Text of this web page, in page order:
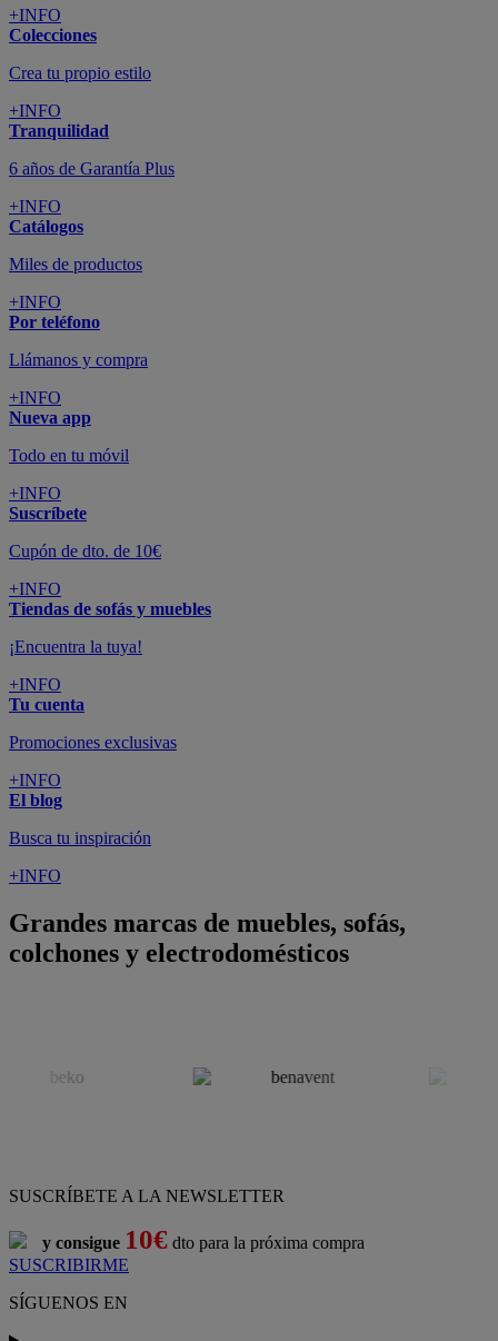
+INFO
Colecciones
Crea tu propio estilo
+INFO
Tranquilidad
6 años de Garantía Plus
+INFO
Catálogos
Miles de productos
+INFO
Por teléfono
Llámanos y compra
+INFO
Nueva app
Todo en tu móvil
+INFO
Suscríbete
Cupón de dto. de 10€
+INFO
Tiendas de sofás y muebles
¡Encuentra la tuya!
+INFO
Tu cuenta
Promociones exclusivas
+INFO
El blog
Busca tu inspiración
+INFO
Grandes marcas de muebles, sofás,
colchones y electrodomésticos
SUSCRÍBETE A LA NEWSLETTER
y consigue 10€ dto para la próxima compra
SUSCRIBIRME
SÍGUENOS EN